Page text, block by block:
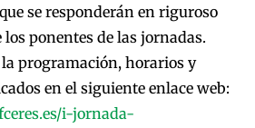
se responderán en riguroso
ponentes de las jornadas.
la programación, horarios y
en el siguiente enlace web:
i-jornada-